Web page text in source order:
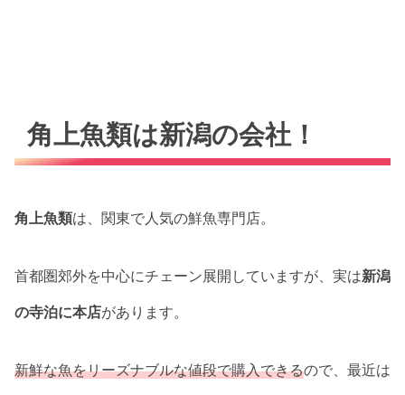
角上魚類は新潟の会社！
角上魚類は、関東で人気の鮮魚専門店。
首都圏郊外を中心にチェーン展開していますが、実は新潟
の寺泊に本店があります。
新鮮な魚をリーズナブルな値段で購入できるので、最近は